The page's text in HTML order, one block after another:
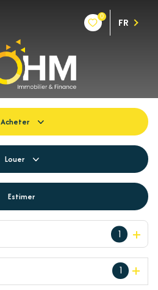
0
FR
Acheter
Louer
Estimer
1
1